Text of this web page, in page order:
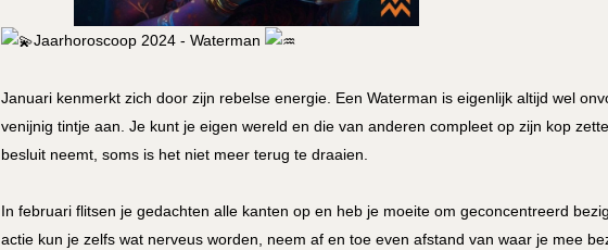
Jaarhoroscoop 2024 - Waterman
Januari kenmerkt zich door zijn rebelse energie. Een Waterman is eigenlijk altijd wel
venijnig tintje aan. Je kunt je eigen wereld en die van anderen compleet op zijn kop
besluit neemt, soms is het niet meer terug te draaien.
In februari flitsen je gedachten alle kanten op en heb je moeite om geconcentreerd
actie kun je zelfs wat nerveus worden, neem af en toe even afstand van waar je mee